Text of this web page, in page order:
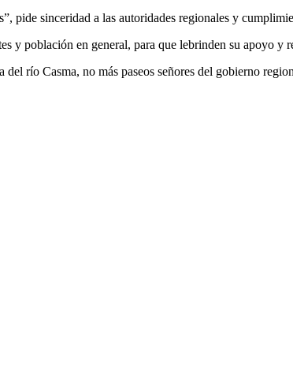
pide sinceridad a las autoridades regionales y
y población en general, para que lebrinden su apoyo y
río Casma, no más paseos señores del gobierno